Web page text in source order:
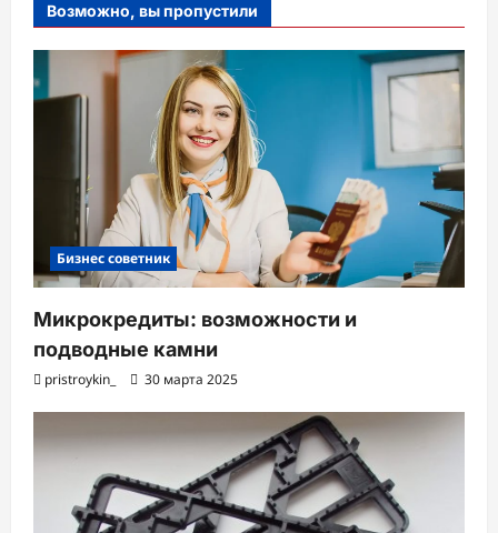
Возможно, вы пропустили
Бизнес советник
Микрокредиты: возможности и
подводные камни
pristroykin_ 30 марта 2025